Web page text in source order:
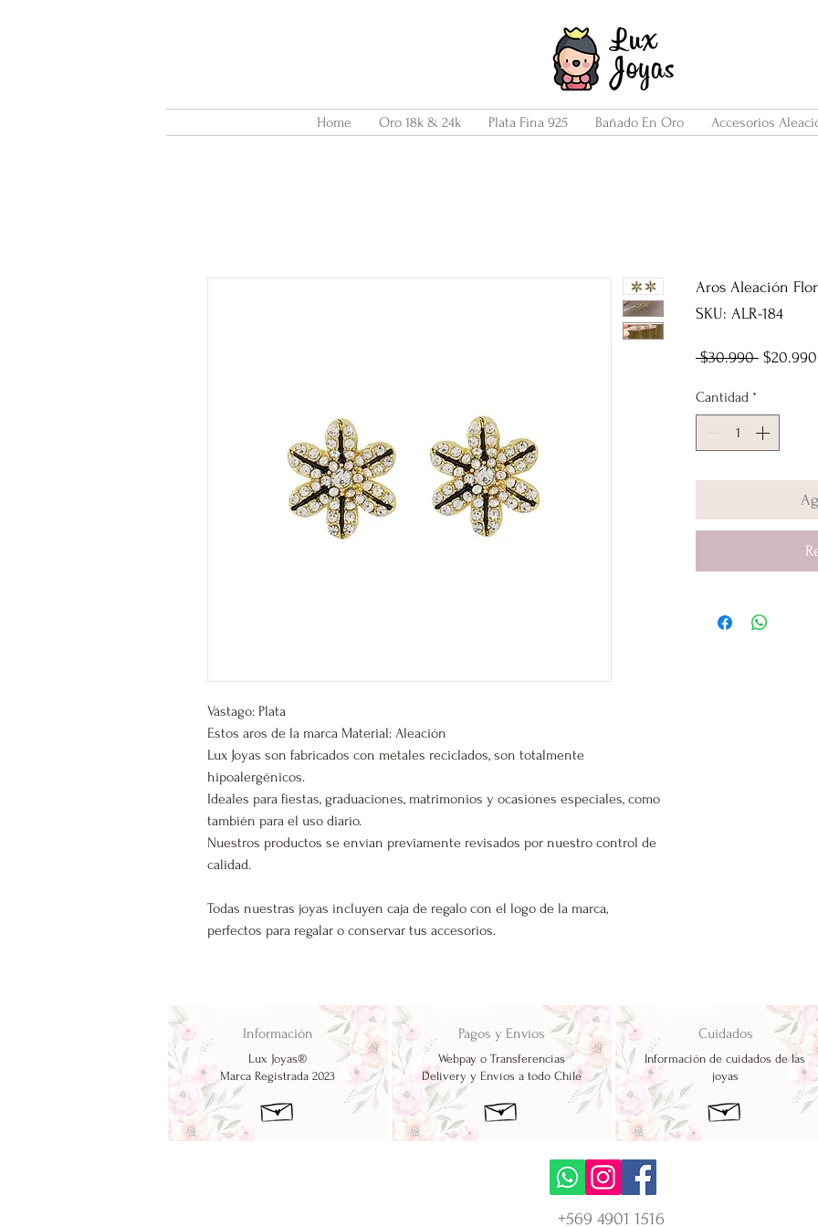
Home Oro 18k & 24k Plata Fina 925 Bañado En Oro Accesorios
Vástago: Plata
Estos aros de la marca Material: Aleación
Lux Joyas son fabricados con metales reciclados, son totalmente
hipoalergénicos.
Ideales para fiestas, graduaciones, matrimonios y ocasiones especiales, como
también para el uso diario.
Nuestros productos se envían previamente revisados por nuestro control de
calidad.
Todas nuestras joyas incluyen caja de regalo con el logo de la marca,
perfectos para regalar o conservar tus accesorios.
Aros Aleación
SKU: ALR-184
$30.990 Precio
$20.990
Cantidad *
Información
Lux Joyas®
Marca Registrada 2023
Pagos y Envíos
Webpay o Transferencias
Delivery y Envíos a todo Chile
Cuidados
Información de cuidados de las
joyas
+569 4901 1516